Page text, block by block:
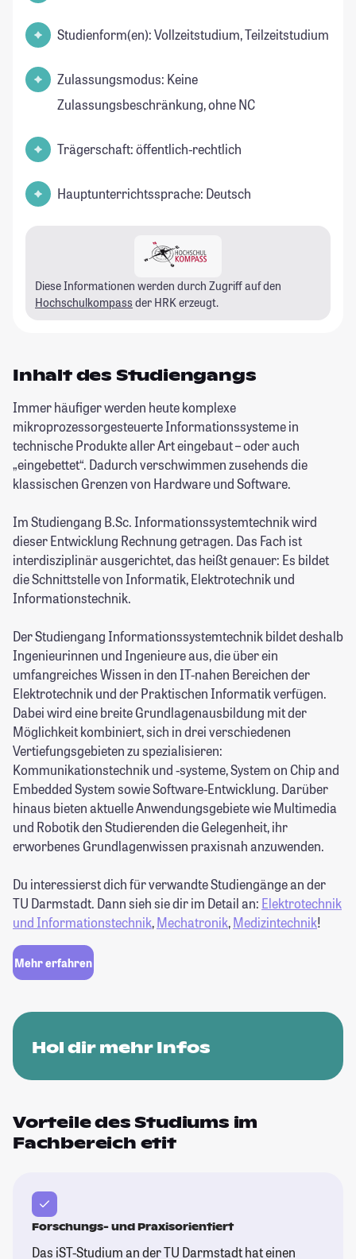
Studienform(en): Vollzeitstudium, Teilzeitstudium
Zulassungsmodus: Keine
Zulassungsbeschränkung, ohne NC
Trägerschaft: öffentlich-rechtlich
Hauptunterrichtssprache: Deutsch
Diese Informationen werden durch Zugriff auf den
Hochschulkompass der HRK erzeugt.
Inhalt des Studiengangs
Immer häufiger werden heute komplexe
mikroprozessorgesteuerte Informationssysteme in
technische Produkte aller Art eingebaut – oder auch
„eingebettet“. Dadurch verschwimmen zusehends die
klassischen Grenzen von Hardware und Software.
Im Studiengang B.Sc. Informationssystemtechnik wird
dieser Entwicklung Rechnung getragen. Das Fach ist
interdisziplinär ausgerichtet, das heißt genauer: Es bildet
die Schnittstelle von Informatik, Elektrotechnik und
Informationstechnik.
Der Studiengang Informationssystemtechnik bildet deshalb
Ingenieurinnen und Ingenieure aus, die über ein
umfangreiches Wissen in den IT-nahen Bereichen der
Elektrotechnik und der Praktischen Informatik verfügen.
Dabei wird eine breite Grundlagenausbildung mit der
Möglichkeit kombiniert, sich in drei verschiedenen
Vertiefungsgebieten zu spezialisieren:
Kommunikationstechnik und -systeme, System on Chip and
Embedded System sowie Software-Entwicklung. Darüber
hinaus bieten aktuelle Anwendungsgebiete wie Multimedia
und Robotik den Studierenden die Gelegenheit, ihr
erworbenes Grundlagenwissen praxisnah anzuwenden.
Du interessierst dich für verwandte Studiengänge an der
TU Darmstadt. Dann sieh sie dir im Detail an: Elektrotechnik
und Informationstechnik,Mechatronik,Medizintechnik!
Mehr erfahren
Hol dir mehr Infos
Vorteile des Studiums im
Fachbereich etit
Forschungs- und Praxisorientiert
Das iST-Studium an der TU Darmstadt hat einen